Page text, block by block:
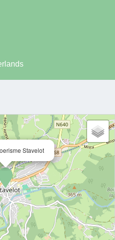
Stavelot